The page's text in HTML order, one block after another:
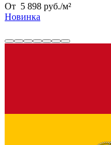
От 5 898 руб./м²
Новинка